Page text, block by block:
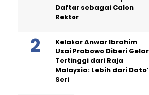
Daftar sebagai Calon
Rektor
Kelakar Anwar Ibrahim
Usai Prabowo Diberi Gelar
Tertinggi dari Raja
Malaysia: Lebih dari Dato’
Seri